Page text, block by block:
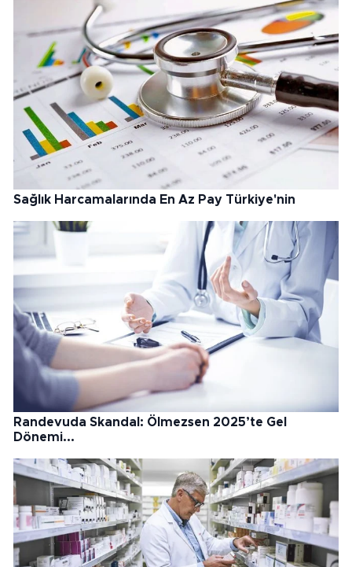
Sağlık Harcamalarında En Az Pay Türkiye'nin
Randevuda Skandal: Ölmezsen 2025’te Gel
Dönemi...